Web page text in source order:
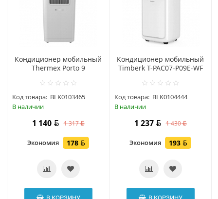
Кондиционер мобильный
Thermex Porto 9
Код товара: BLK0103465
В наличии
1 140 1 317
Экономия 178
Кондиционер мобильный
Timberk T-PAC07-P09E-WF
Код товара: BLK0104444
В наличии
1 237 1 430
Экономия 193